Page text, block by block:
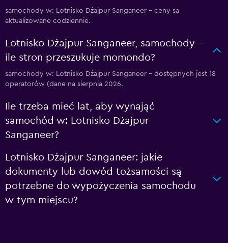
samochody w: Lotnisko Dżajpur Sanganeer – ceny są
aktualizowane codziennie.
Lotnisko Dżajpur Sanganeer, samochody –
ile stron przeszukuje momondo?
samochody w: Lotnisko Dżajpur Sanganeer – dostępnych jest 18
operatorów (dane na sierpnia 2026.
Ile trzeba mieć lat, aby wynająć
samochód w: Lotnisko Dżajpur
Sanganeer?
Lotnisko Dżajpur Sanganeer: jakie
dokumenty lub dowód tożsamości są
potrzebne do wypożyczenia samochodu
w tym miejscu?